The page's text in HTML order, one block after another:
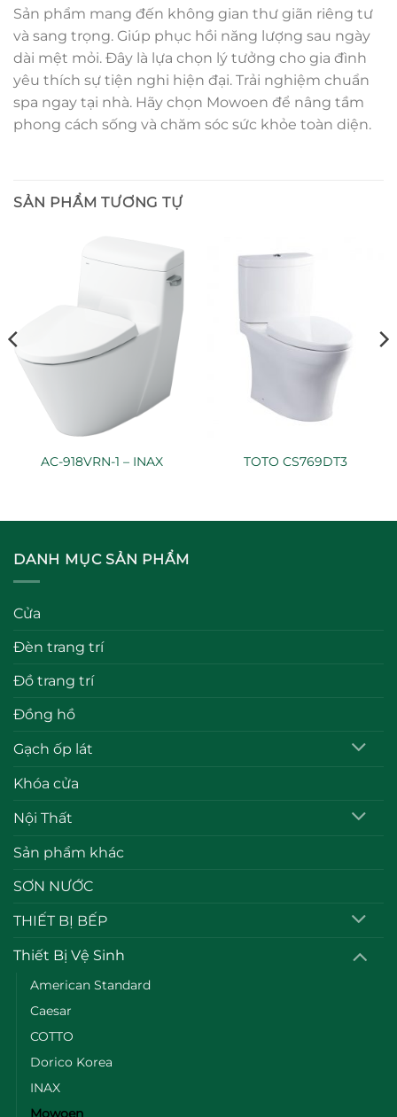
Sản phẩm mang đến không gian thư giãn riêng tư
và sang trọng. Giúp phục hồi năng lượng sau ngày
dài mệt mỏi. Đây là lựa chọn lý tưởng cho gia đình
yêu thích sự tiện nghi hiện đại. Trải nghiệm chuẩn
spa ngay tại nhà. Hãy chọn Mowoen để nâng tầm
phong cách sống và chăm sóc sức khỏe toàn diện.
SẢN PHẨM TƯƠNG TỰ
AC-918VRN-1 – INAX TOTO CS769DT3
DANH MỤC SẢN PHẨM
Cửa
Đèn trang trí
Đồ trang trí
Đồng hồ
Gạch ốp lát
Khóa cửa
Nội Thất
Sản phẩm khác
SƠN NƯỚC
THIẾT BỊ BẾP
Thiết Bị Vệ Sinh
American Standard
Caesar
COTTO
Dorico Korea
INAX
Mowoen